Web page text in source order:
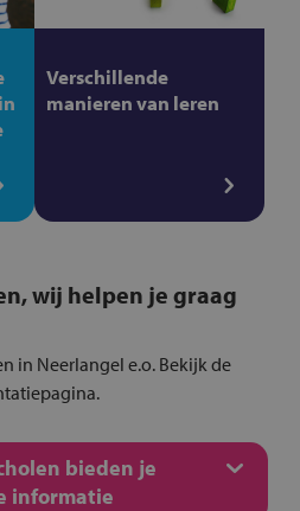
Verschillende
manieren van leren
wij helpen je graag
in Neerlangel e.o. Bekijk de
bieden je
informatie